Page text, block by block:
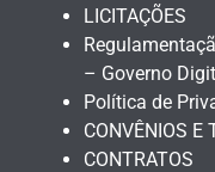
LICITAÇÕES
– Governo
Política de
CONVÊNIOS E
CONTRATOS